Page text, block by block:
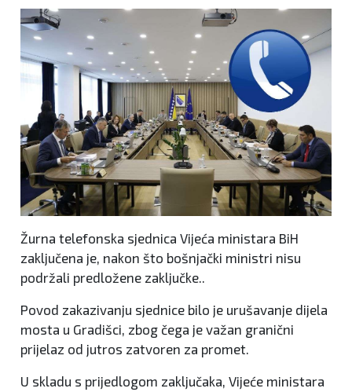
Žurna telefonska sjednica Vijeća ministara BiH
zaključena je, nakon što bošnjački ministri nisu
podržali predložene zaključke..
Povod zakazivanju sjednice bilo je urušavanje dijela
mosta u Gradišci, zbog čega je važan granični
prijelaz od jutros zatvoren za promet.
U skladu s prijedlogom zaključaka, Vijeće ministara